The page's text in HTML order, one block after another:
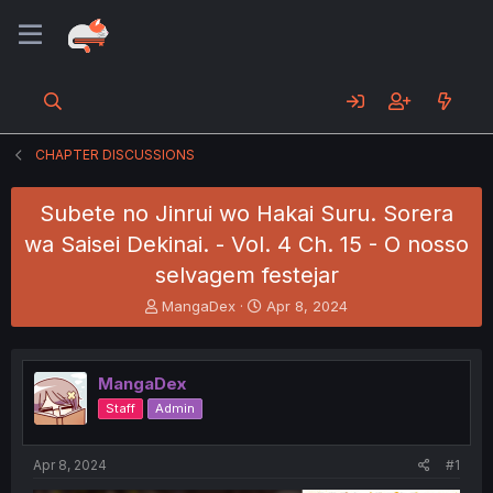
CHAPTER DISCUSSIONS
Subete no Jinrui wo Hakai Suru. Sorera
wa Saisei Dekinai. - Vol. 4 Ch. 15 - O nosso
selvagem festejar
T
h
e
a
d
s
t
MangaDex
S
t
r
t
Apr 8, 2024
MangaDex
Staff Admin
Apr 8, 2024 #1